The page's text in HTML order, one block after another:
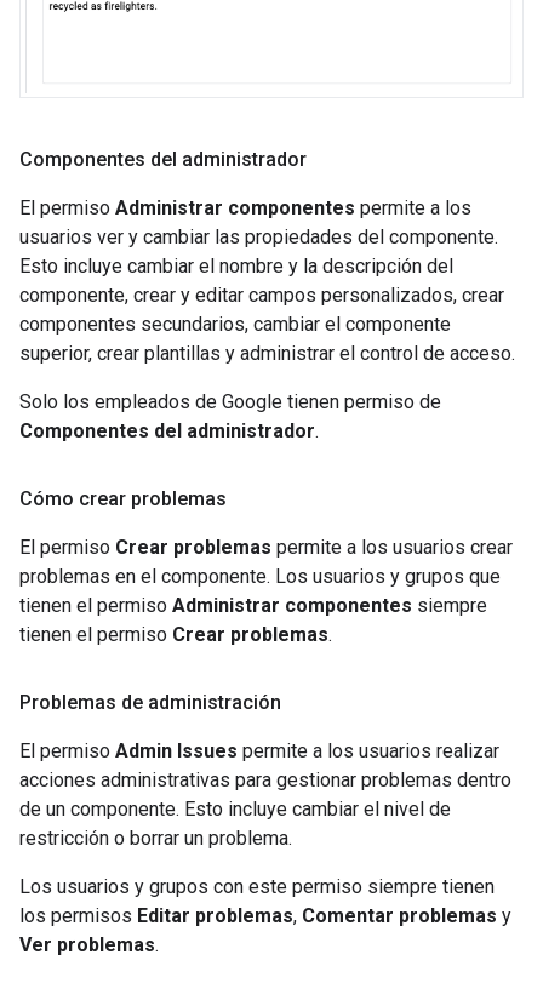
Componentes del administrador
El permiso Administrar componentes permite a los
usuarios ver y cambiar las propiedades del componente.
Esto incluye cambiar el nombre y la descripción del
componente, crear y editar campos personalizados, crear
componentes secundarios, cambiar el componente
superior, crear plantillas y administrar el control de acceso.
Solo los empleados de Google tienen permiso de
Componentes del administrador.
Cómo crear problemas
El permiso Crear problemas permite a los usuarios crear
problemas en el componente. Los usuarios y grupos que
tienen el permiso Administrar componentes siempre
tienen el permiso Crear problemas.
Problemas de administración
El permiso Admin Issues permite a los usuarios realizar
acciones administrativas para gestionar problemas dentro
de un componente. Esto incluye cambiar el nivel de
restricción o borrar un problema.
Los usuarios y grupos con este permiso siempre tienen
los permisos Editar problemas, Comentar problemas y
Ver problemas.